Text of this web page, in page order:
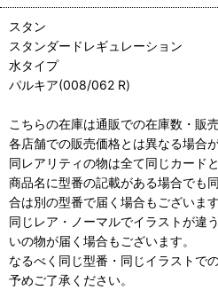
スタン
スタンダードレギュレーション
水タイプ
パルキア(008/062 R)
こちらの在庫は通販での在庫数・販
各店舗での販売価格とは異なる場合
同レアリティの物は全て同じカード
商品名に型番の記載がある場合でも
合は別の型番で届く場合もございます
同じレア・ノーマルでイラストが違
いの物が届く場合もございます。
なるべく同じ型番・同じイラストで
予めご了承ください。